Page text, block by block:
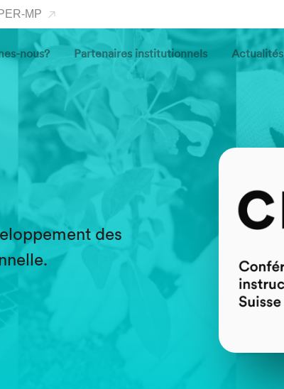
PER-MP
nous? Partenaires institutionnels Actualités
des